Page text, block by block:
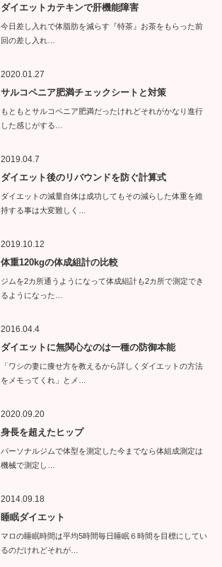
ダイエットカテキンで肝機能障害
今日差し入れで体脂肪を減らす『特茶』お茶をもらった前
回の差し入れ…
2020.01.27
サルコペニア肥満チェックシートと対策
もともとサルコペニア肥満だったけれどそれがかなり進行
した感じがする…
2019.04.7
ダイエット後のリバウンドを防ぐ計算式
ダイエットの減量自体は成功してもその減らした体重を維
持する事は大変難しく…
2019.10.12
体重120kgの体成組計の比較
ジムを2カ所通うようになって体成組計も2カ所で測定でき
るようになった…
2016.04.4
ダイエットに無関心なのは一種の防御本能
「ワシの妻に痩せ方を教えるから詳しくダイエットの方法
をメモってくれ」とメ…
2020.09.20
身長を超えたヒップ
パーソナルジムで体型を測定した今までなら体組成測定は
機械で測定し…
2014.09.18
睡眠ダイエット
マロの睡眠時間は平均5時間毎日睡眠６時間を目標にしてい
るのだけれどそれが…